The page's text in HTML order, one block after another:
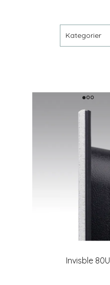
Kategorier
Invisble 80U